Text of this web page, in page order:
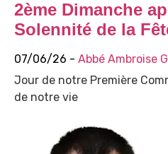
2ème Dimanche
Solennité de la
07/06/26 - Abbé Ambroise
Jour de notre Première
de notre vie